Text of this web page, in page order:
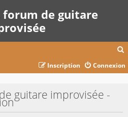
forum de guitare
c
Connexion
Inscription
guitare improvisée -